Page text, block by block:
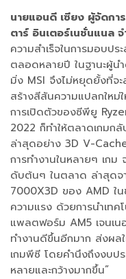
นายแอนดี เซียง ผู้จัดกา
ตาร์ อินเตอร์เนชั่นแนล
ความสำเร็จในการมอบป
ตลอดหลายปี ในฐานะผู้น
มิ่ง MSI จึงไม่หยุดยั้งที่จ
สร้างสีสันความแปลกใหม่
การเปิดตัวของซีพียู
2022 ก็ทำให้ตลาดเกม
ล่าสุดอย่าง 3D V-
การทำงานในหลายๆ เก
ดับต้นๆ ในตลาด ล่าสุดจ
7000X3D ของ AMD ใ
ความแรง ด้วยการนำเท
แพลตฟอร์ม AM5 เจนเน
ทำงานดีขึ้นอีกมาก ส่งผล
เกมพีซี โดยคำนึงถึงงบป
หลายและกว้างมากขึ้น”